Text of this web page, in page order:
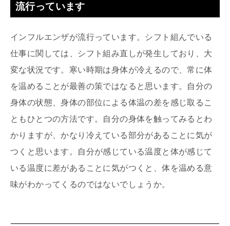
流行っています
インフルエンザが流行っています。シフト組んでいる
仕事に関しては、シフト組み直しが発生しており、大
変な状況です。寒い時期は身体が冷えるので、常に体
を温めることが最善の策ではなると思います。自分の
身体の状態、身体の部位による体温の差を感じ取るこ
ともひとつの方法です。自分の身体を触ってみるとわ
かりますが、かなり冷えている部分があることに気が
つくと思います。自分が感じている温度と体が感じて
いる温度に差があることに気がつくと、体を温める意
味がわかってくるのではないでしょうか。